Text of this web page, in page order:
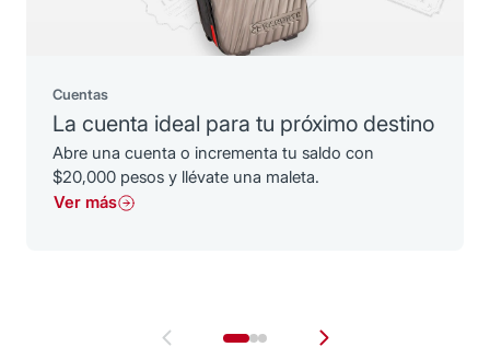
Cuentas
La cuenta ideal para tu próximo destino
Abre una cuenta o incrementa tu saldo con
$20,000 pesos y llévate una maleta.
Ver más